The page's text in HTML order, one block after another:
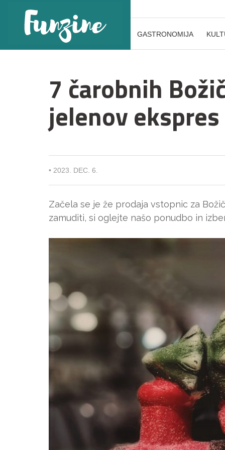
GASTRONOMIJA
7 čarobnih
jelenov
• 2023. DEC. 6.
Začela se je že prodaja vstopnic za
zamuditi, si oglejte našo ponudbo in